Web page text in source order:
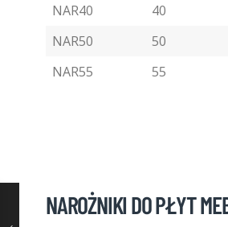
NAR40
40
NAR50
50
NAR55
55
NAROŻNIKI DO PŁYT